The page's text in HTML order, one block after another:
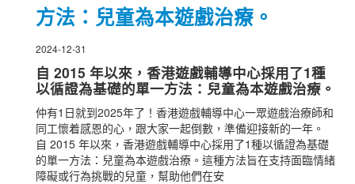
方法：兒童為本遊戲治療。
2024-12-31
自 2015 年以來，香港遊戲輔導中心採用了1種
以循證為基礎的單一方法：兒童為本遊戲治療。
仲有1日就到2025年了！香港遊戲輔導中心一眾遊戲治療師和
同工懷着感恩的心，跟大家一起倒數，準備迎接新的一年。
自 2015 年以來，香港遊戲輔導中心採用了1種以循證為基礎
的單一方法：兒童為本遊戲治療。這種方法旨在支持面臨情緒
障礙或行為挑戰的兒童，幫助他們在安